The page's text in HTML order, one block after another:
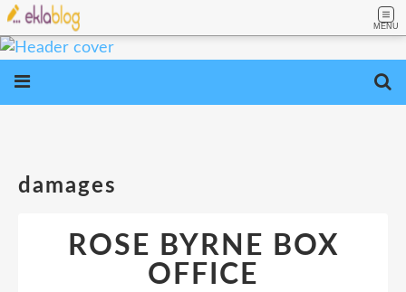
MENU
damages
ROSE BYRNE BOX
OFFICE